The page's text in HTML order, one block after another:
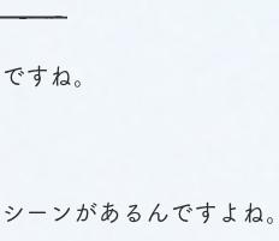
すね。
ーンがあるんですよね。